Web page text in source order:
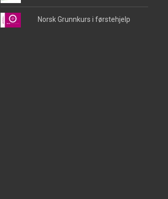
Norsk Grunnkurs i førstehjelp